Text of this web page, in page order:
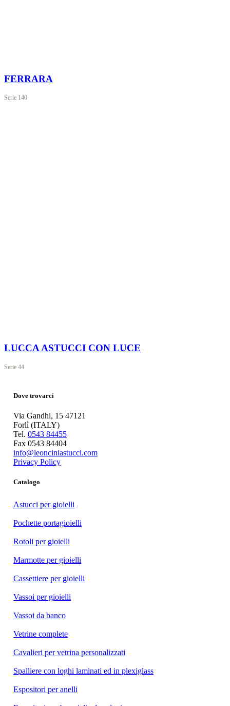
FERRARA
Serie 140
LUCCA ASTUCCI CON LUCE
Serie 44
Dove trovarci
Via Gandhi, 15 47121
Forlì (ITALY)
Tel. 0543 84455
Fax 0543 84404
info@leonciniastucci.com
Privacy Policy
Catalogo
Astucci per gioielli
Pochette portagioielli
Rotoli per gioielli
Marmotte per gioielli
Cassettiere per gioielli
Vassoi per gioielli
Vassoi da banco
Vetrine complete
Cavalieri per vetrina personalizzati
Spalliere con loghi laminati ed in plexiglass
Espositori per anelli